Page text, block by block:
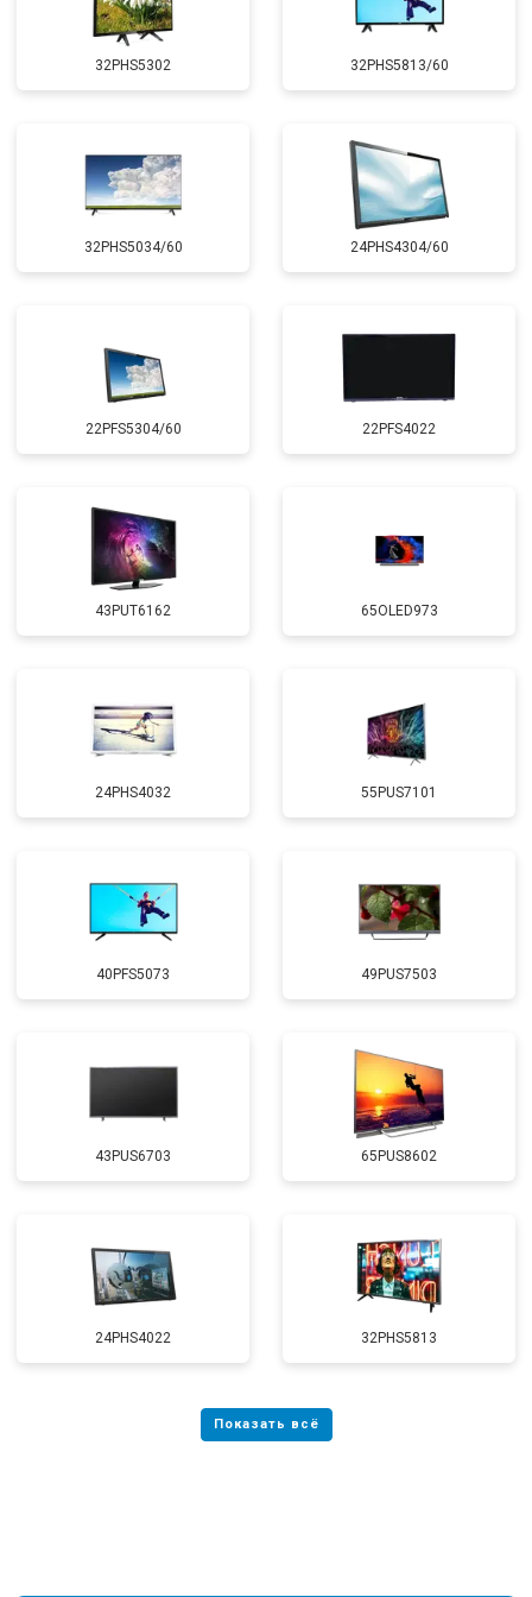
32PHS5302 32PHS5813/60
32PHS5034/60 24PHS4304/60
22PFS5304/60 22PFS4022
43PUT6162 65OLED973
24PHS4032 55PUS7101
40PFS5073 49PUS7503
43PUS6703 65PUS8602
24PHS4022 32PHS5813